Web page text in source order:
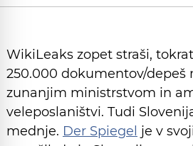
WikiLeaks zopet straši,
250.000 dokumentov/depeš
zunanjim ministrstvom in
veleposlaništvi. Tudi
mednje. Der Spiegel je v